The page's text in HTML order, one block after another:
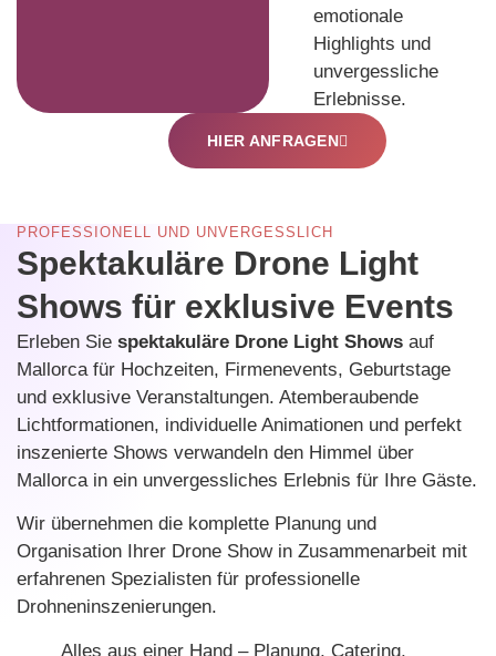
emotionale
Highlights und
unvergessliche
Erlebnisse.
HIER ANFRAGEN
PROFESSIONELL UND UNVERGESSLICH
Spektakuläre Drone Light
Shows für exklusive Events
Erleben Sie spektakuläre Drone Light Shows auf
Mallorca für Hochzeiten, Firmenevents, Geburtstage
und exklusive Veranstaltungen. Atemberaubende
Lichtformationen, individuelle Animationen und perfekt
inszenierte Shows verwandeln den Himmel über
Mallorca in ein unvergessliches Erlebnis für Ihre Gäste.
Wir übernehmen die komplette Planung und
Organisation Ihrer Drone Show in Zusammenarbeit mit
erfahrenen Spezialisten für professionelle
Drohneninszenierungen.
Alles aus einer Hand – Planung, Catering,